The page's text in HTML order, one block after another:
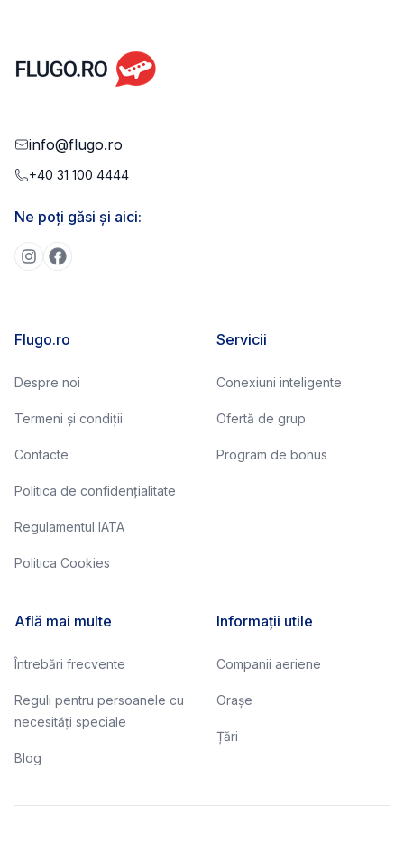
info@flugo.ro
+40 31 100 4444
Ne poți găsi și aici:
Flugo.ro
Despre noi
Termeni și condiții
Contacte
Politica de confidențialitate
Regulamentul IATA
Politica Cookies
Servicii
Conexiuni inteligente
Ofertă de grup
Program de bonus
Află mai multe
Întrebări frecvente
Reguli pentru persoanele cu
necesități speciale
Blog
Informații utile
Companii aeriene
Orașe
Țări